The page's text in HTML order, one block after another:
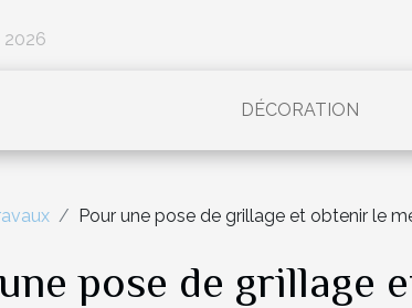
2026
DÉCORATION
Pour une pose de grillage et obtenir le
pose de grillage